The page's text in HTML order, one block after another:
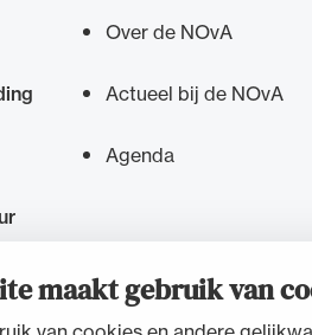
maakt gebruik van
Over de NOvA
Actueel bij de NOvA
Agenda